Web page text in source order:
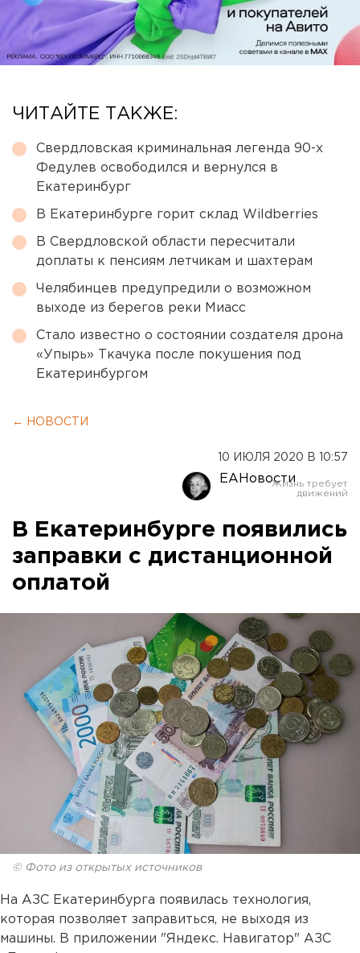
ЧИТАЙТЕ ТАКЖЕ:
Свердловская криминальная легенда 90-х
Федулев освободился и вернулся в
Екатеринбург
В Екатеринбурге горит склад Wildberries
В Свердловской области пересчитали
доплаты к пенсиям летчикам и шахтерам
Челябинцев предупредили о возможном
выходе из берегов реки Миасс
Стало известно о состоянии создателя дрона
«Упырь» Ткачука после покушения под
Екатеринбургом
← НОВОСТИ
10 ИЮЛЯ 2020 В 10:57
ЕАНовости
В Екатеринбурге появились
заправки с дистанционной
оплатой
© Фото из открытых источников
На АЗС Екатеринбурга появилась технология,
которая позволяет заправиться, не выходя из
машины. В приложении "Яндекс. Навигатор" АЗС